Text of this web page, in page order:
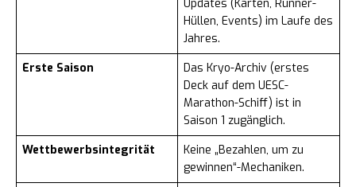
Updates (Karten, Runner-
Hüllen, Events) im Laufe des
Jahres.
Erste Saison
Das Kryo-Archiv (erstes
Deck auf dem UESC-
Marathon-Schiff) ist in
Saison 1 zugänglich.
Wettbewerbsintegrität
Keine „Bezahlen, um zu
gewinnen“-Mechaniken.